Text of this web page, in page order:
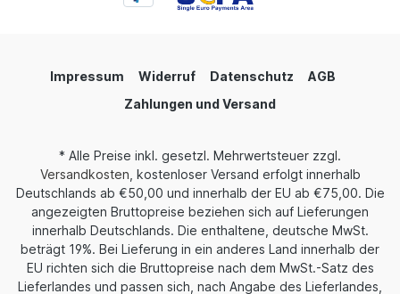
Impressum Widerruf Datenschutz
AGB
Zahlungen und Versand
* Alle Preise inkl. gesetzl. Mehrwertsteuer zzgl.
Versandkosten , kostenloser Versand erfolgt innerhalb
Deutschlands ab €50,00 und innerhalb der EU ab €75,00. Die
angezeigten Bruttopreise beziehen sich auf Lieferungen
innerhalb Deutschlands. Die enthaltene, deutsche MwSt.
beträgt 19%. Bei Lieferung in ein anderes Land innerhalb der
EU richten sich die Bruttopreise nach dem MwSt.-Satz des
Lieferlandes und passen sich, nach Angabe des Lieferlandes,